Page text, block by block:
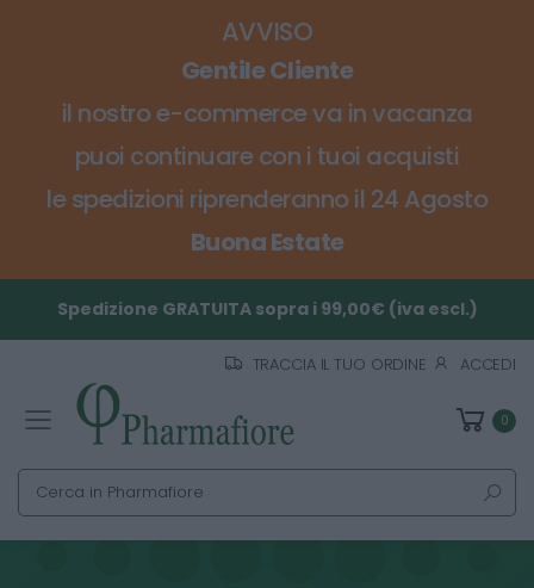
AVVISO
Gentile Cliente
il nostro e-commerce va in vacanza
puoi continuare con i tuoi acquisti
le spedizioni riprenderanno il 24 Agosto
Buona Estate
Spedizione GRATUITA sopra i 99,00€ (iva escl.)
TRACCIA IL TUO ORDINE ACCEDI
Toggle mobile menu 0
Cerca